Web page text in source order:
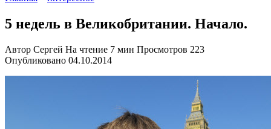
5 недель в Великобритании. Начало.
Автор Сергей На чтение 7 мин Просмотров 223
Опубликовано 04.10.2014